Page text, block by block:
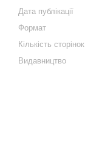
Дата публікації
Формат
Кількість сторінок
Видавництво